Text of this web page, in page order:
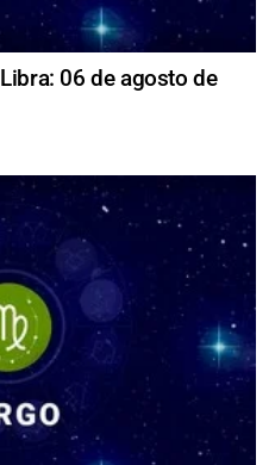
06 de agosto de